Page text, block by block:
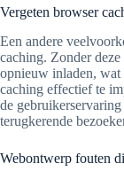
Vergeten browser
Een andere
caching. Zonder
opnieuw inladen, wat
caching effectief te
de
terugkerende
Webontwerp fouten